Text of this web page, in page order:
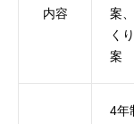
内容
案
く
案
4年